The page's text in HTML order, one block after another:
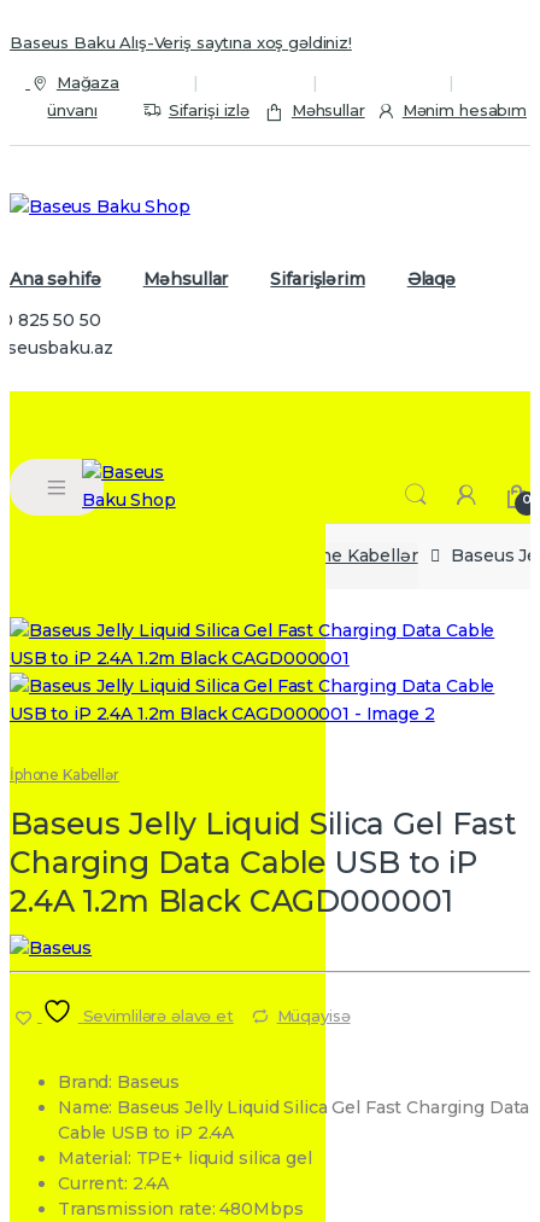
Baseus Baku Alış-Veriş saytına xoş gəldiniz!
Mağaza
ünvanı
Sifarişi izlə Məhsullar Mənim hesabım
Ana səhifə Məhsullar Sifarişlərim
Əlaqə
825 50 50
0
İphone Kabellər Baseus
İphone Kabellər
Baseus Jelly Liquid Silica Gel Fast
Charging Data Cable USB to iP
2.4A 1.2m Black CAGD000001
Sevimlilərə əlavə et Müqayisə
Brand: Baseus
Name: Baseus Jelly Liquid Silica Gel Fast Charging Data
Cable USB to iP 2.4A
Material: TPE+ liquid silica gel
Current: 2.4A
Transmission rate: 480Mbps